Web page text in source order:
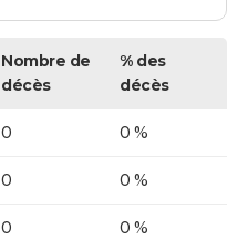
Nombre de
décès
% des
décès
0 0 %
0 0 %
0 0 %